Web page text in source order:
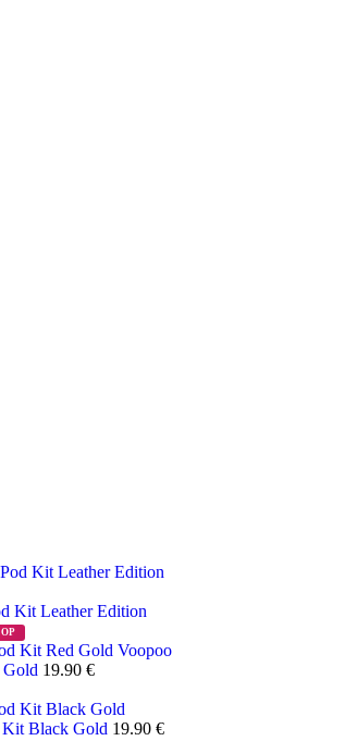
Kit Leather Edition
Voopoo
19.90 €
Black Gold 19.90 €